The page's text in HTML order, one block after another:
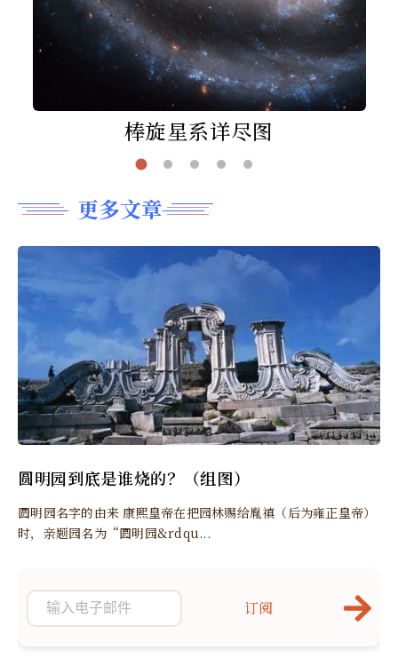
棒旋星系详尽图
更多文章
圆明园到底是谁烧的？（组图）
圆明园名字的由来 康熙皇帝在把园林赐给胤禛（后为雍正皇帝）
时，亲题园名为“圆明园&rdqu...
订阅